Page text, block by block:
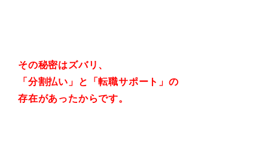
その秘密はズバリ、
「分割払い」と「転職サポート」の
存在があったからです。